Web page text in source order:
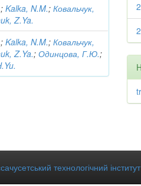
;Kalka, N.M.;Ковальчук,
Z.Ya.
;Kalka, N.M.;Ковальчук,
Z.Ya.;Одинцова, Г.Ю.;
технологічний інститут